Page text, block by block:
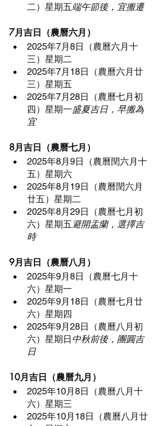
二）星期五端午節後，宜搬遷
7月吉日（農曆六月）
2025年7月8日（農曆六月十
三）星期二
2025年7月18日（農曆六月廿
三）星期五
2025年7月28日（農曆七月初
四）星期一盛夏吉日，早搬為
宜
8月吉日（農曆七月）
2025年8月9日（農曆閏六月十
五）星期六
2025年8月19日（農曆閏六月
廿五）星期二
2025年8月29日（農曆七月初
六）星期五避開盂蘭，選擇吉
時
9月吉日（農曆八月）
2025年9月8日（農曆七月十
六）星期一
2025年9月18日（農曆七月廿
六）星期四
2025年9月28日（農曆八月初
六）星期日 中秋前後，團圓吉
日
10月吉日（農曆九月）
2025年10月8日（農曆八月十
六）星期三
2025年10月18日（農曆八月廿